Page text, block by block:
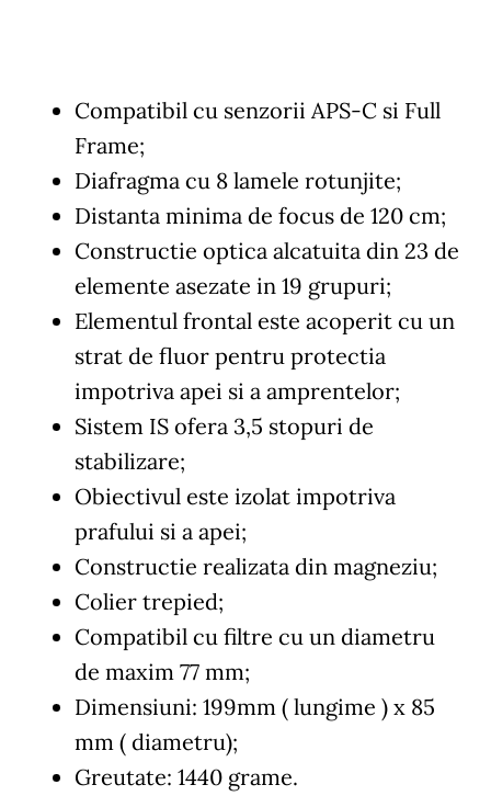
Compatibil cu senzorii APS-C si Full
Frame;
Diafragma cu 8 lamele rotunjite;
Distanta minima de focus de 120 cm;
Constructie optica alcatuita din 23 de
elemente asezate in 19 grupuri;
Elementul frontal este acoperit cu un
strat de fluor pentru protectia
impotriva apei si a amprentelor;
Sistem IS ofera 3,5 stopuri de
stabilizare;
Obiectivul este izolat impotriva
prafului si a apei;
Constructie realizata din magneziu;
Colier trepied;
Compatibil cu filtre cu un diametru
de maxim 77 mm;
Dimensiuni: 199mm ( lungime ) x 85
mm ( diametru);
Greutate: 1440 grame.